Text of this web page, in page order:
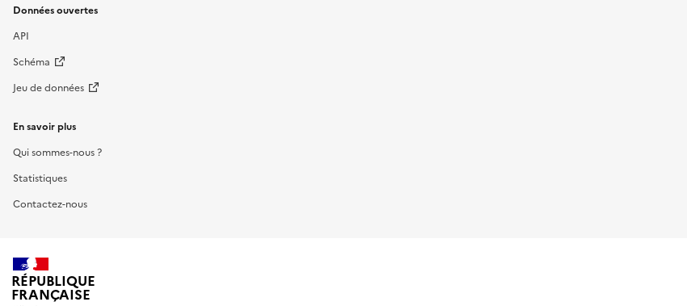
Données ouvertes
API
Schéma
Jeu de données
En savoir plus
Qui sommes-nous ?
Statistiques
Contactez-nous
RÉPUBLIQUE
FRANÇAISE